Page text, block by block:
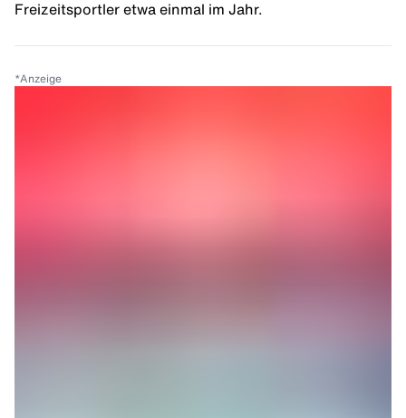
Freizeitsportler etwa einmal im Jahr.
*Anzeige